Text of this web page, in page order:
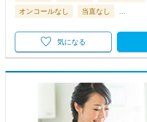
オンコールなし
当直なし
気になる